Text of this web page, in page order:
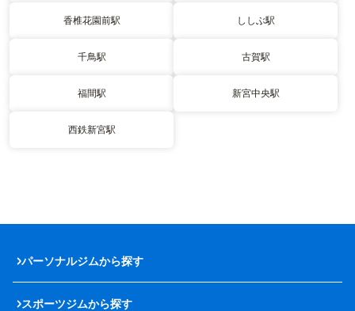
香椎花園前駅 ししぶ駅
千鳥駅 古賀駅
福間駅 新宮中央駅
西鉄新宮駅
パーソナルジムから探す
スポーツジムから探す